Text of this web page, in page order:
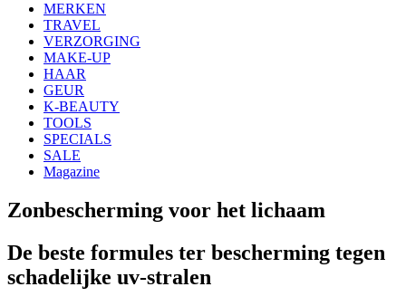
MERKEN
TRAVEL
VERZORGING
MAKE-UP
HAAR
GEUR
K-BEAUTY
TOOLS
SPECIALS
SALE
Magazine
Zonbescherming voor het lichaam
De beste formules ter bescherming tegen
schadelijke uv-stralen